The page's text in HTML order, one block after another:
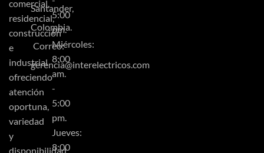
comercial,
residencial,
construcción
e
industrial
ofreciendo
atención
oportuna,
variedad
y
disponibilidad
Santander,
Colombia.
Correo:
gerencia@interelectricos.com
5:00
pm.
Miércoles:
8:00
am.
-
5:00
pm.
Jueves:
8:00